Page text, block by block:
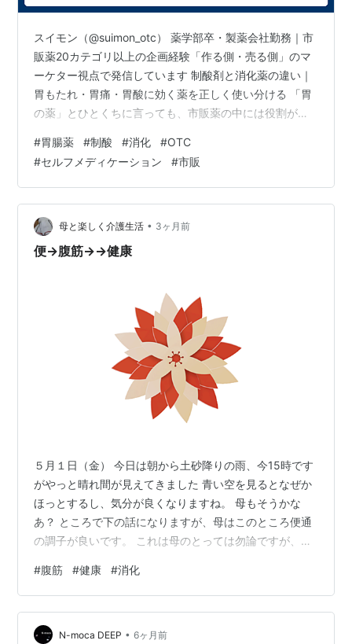
スイモン（@suimon_otc） 薬学部卒・製薬会社勤務｜市
販薬20カテゴリ以上の企画経験「作る側・売る側」のマ
ーケター視点で発信しています 制酸剤と消化薬の違い｜
胃もたれ・胃痛・胃酸に効く薬を正しく使い分ける 「胃
の薬」とひとくちに言っても、市販薬の中には役割がま
カー・消化酵素薬・ウルソデオキシコール酸——これら
は「どれも胃腸薬」ですが、それぞれ解決できる問題が
違います。同じ「胃の不調」でも、原因によって選ぶ薬
が変わります。この記事では、4種類の薬の役割を整理
し、症状別に迷わず選べるようにします。 📋 この記事の
内容 まずここだけ：4種類…
#胃腸薬 #制酸 #消化 #OTC
#セルフメディケーション #市販
母と楽しく介護生活 • 3ヶ月前
便→腹筋→→健康
５月１日（金） 今日は朝から土砂降りの雨、今15時です
がやっと晴れ間が見えてきました 青い空を見るとなぜか
ほっとするし、気分が良くなりますね。 母もそうかな
あ？ ところで下の話になりますが、母はこのところ便通
の調子が良いです。 これは母のとっては勿論ですが、私
ということは、食事をちゃんととっているからだし、消
化も良くされているということだし、また水分を十分に
とっていないと腸での消化が悪くて、なかなか降りてこ
ないことになりますが、そうではないということです。
#腹筋 #健康 #消化
N-moca DEEP • 6ヶ月前